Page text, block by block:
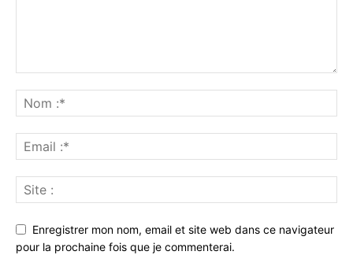
Enregistrer mon nom, email et site web dans ce navigateur
pour la prochaine fois que je commenterai.